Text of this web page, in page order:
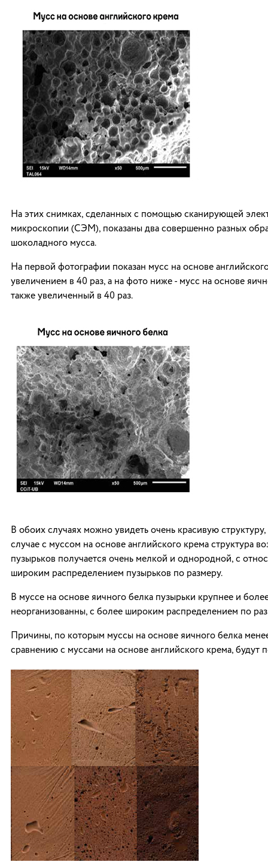
На этих снимках, сделанных с помощью сканирующей
микроскопии (СЭМ), показаны два совершенно разных
шоколадного мусса.
На первой фотографии показан мусс на основе
увеличением в 40 раз, а на фото ниже - мусс на основе
также увеличенный в 40 раз.
В обоих случаях можно увидеть очень красивую
случае с муссом на основе английского крема структура
пузырьков получается очень мелкой и однородной, с
широким распределением пузырьков по размеру.
В муссе на основе яичного белка пузырьки крупнее и
неорганизованны, с более широким распределением по
Причины, по которым муссы на основе яичного белка
сравнению с муссами на основе английского крема, будут